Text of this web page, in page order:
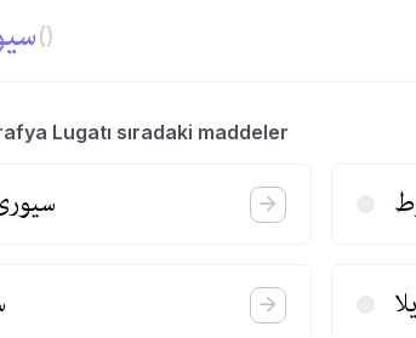
()
Lugatı sıradaki maddeler